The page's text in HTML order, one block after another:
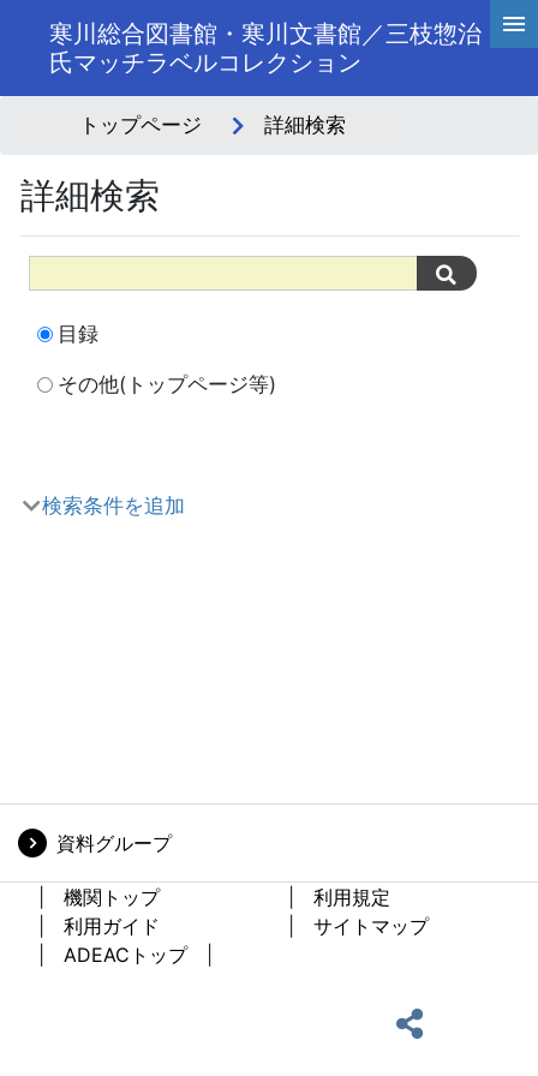
寒川総合図書館・寒川文書館／三枝惣治
氏マッチラベルコレクション
トップページ 詳細検索
詳細検索
目録
その他(トップページ等)
検索条件を追加
資料グループ
機関トップ
利用規定
利用ガイド
サイトマップ
ADEACトップ